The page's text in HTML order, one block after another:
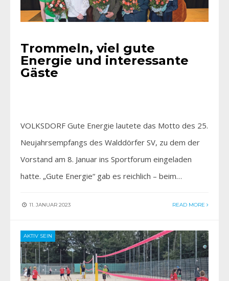
Trommeln, viel gute
Energie und interessante
Gäste
VOLKSDORF Gute Energie lautete das Motto des 25.
Neujahrsempfangs des Walddörfer SV, zu dem der
Vorstand am 8. Januar ins Sportforum eingeladen
hatte. „Gute Energie“ gab es reichlich – beim…
11. JANUAR 2023 READ MORE
AKTIV SEIN